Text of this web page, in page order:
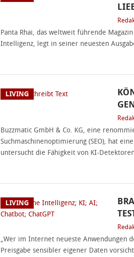
Panta Rhai, das weltweit führende
Intelligenz, legt in seiner neuesten
LIVING
Buzzmatic GmbH & Co. KG, eine
Suchmaschinenoptimierung (SEO), hat
untersucht die Fähigkeit von KI-
LIVING
„Wer im Internet neueste Anwendungen
Preisgabe sensibler eigener Daten